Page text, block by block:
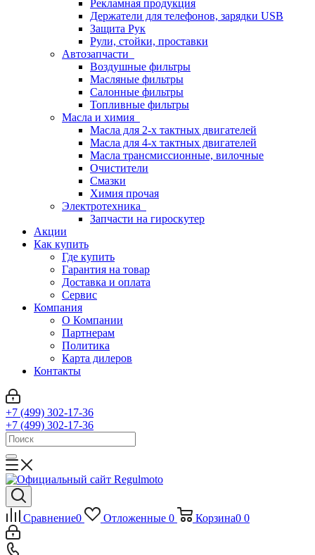
Рекламная продукция
Держатели для телефонов, зарядки USB
Защита Рук
Рули, стойки, проставки
Автозапчасти
Воздушные фильтры
Масляные фильтры
Салонные фильтры
Топливные фильтры
Масла и химия
Масла для 2-х тактных двигателей
Масла для 4-х тактных двигателей
Масла трансмиссионные, вилочные
Очистители
Смазки
Химия прочая
Электротехника
Запчасти на гироскутер
Акции
Как купить
Где купить
Гарантия на товар
Доставка и оплата
Сервис
Компания
О Компании
Партнерам
Политика
Карта дилеров
Контакты
+7 (499) 302-17-36
+7 (499) 302-17-36
Сравнение0 Отложенные 0 Корзина0 0